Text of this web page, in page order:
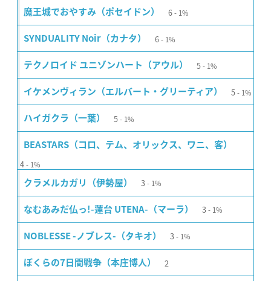
魔王城でおやすみ（ポセイドン） 6 1%
SYNDUALITY Noir（カナタ） 6 1%
テクノロイド ユニゾンハート（アウル） 5 1%
イケメンヴィラン（エルバート・グリーティア） 5 1%
ハイガクラ（一葉） 5 1%
BEASTARS（コロ、テム、オリックス、ワニ、客）
4 1%
クラメルカガリ（伊勢屋） 3 1%
なむあみだ仏っ!-蓮台 UTENA-（マーラ） 3 1%
NOBLESSE -ノブレス-（タキオ） 3 1%
ぼくらの7日間戦争（本庄博人） 2